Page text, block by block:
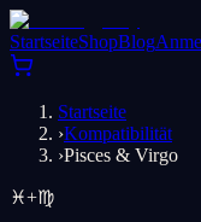
StartseiteShopBlog
Startseite
›Kompatibilität
›Pisces & Virgo
♓+♍